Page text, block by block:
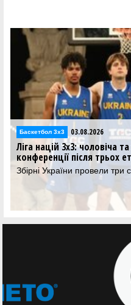
Баскетбол 3х3 03.08.2026
Ліга націй 3х3: чоловіча
конференції після трьох
Збірні України провели три